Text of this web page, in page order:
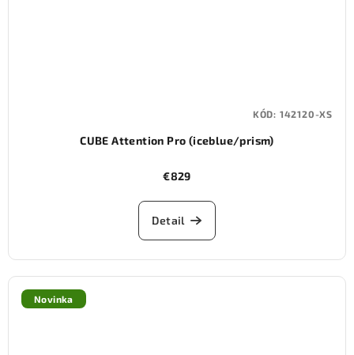
CUBE Attention Pro (iceblue/prism)
€829
Detail
KÓD: 142120-XS
Novinka